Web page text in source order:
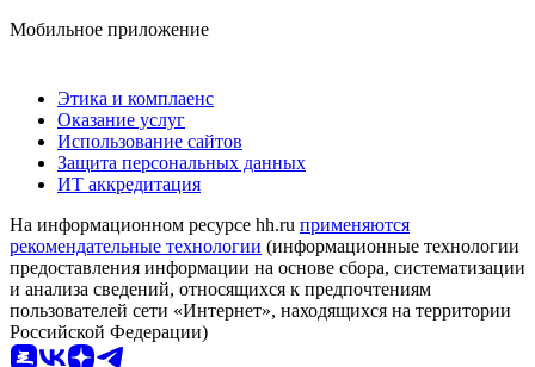
Мобильное приложение
Этика и комплаенс
Оказание услуг
Использование сайтов
Защита персональных данных
ИТ аккредитация
На информационном ресурсе hh.ru применяются
рекомендательные технологии (информационные технологии
предоставления информации на основе сбора, систематизации
и анализа сведений, относящихся к предпочтениям
пользователей сети «Интернет», находящихся на территории
Российской Федерации)